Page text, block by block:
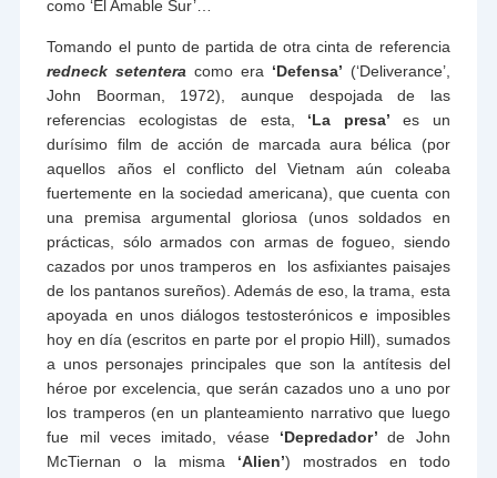
como ‘El Amable Sur’…
Tomando el punto de partida de otra cinta de referencia
redneck setentera como era ‘Defensa’ (‘Deliverance’,
John Boorman, 1972), aunque despojada de las
referencias ecologistas de esta,
‘La presa’ es un
durísimo film de acción de marcada aura bélica (por
aquellos años el conflicto del Vietnam aún coleaba
fuertemente en la sociedad americana), que cuenta con
una premisa argumental gloriosa (unos soldados en
prácticas, sólo armados con armas de fogueo, siendo
cazados por unos tramperos en los asfixiantes paisajes
de los pantanos sureños). Además de eso, la trama, esta
apoyada en unos diálogos testosterónicos e imposibles
hoy en día (escritos en parte por el propio Hill), sumados
a unos personajes principales que son la antítesis del
héroe por excelencia, que serán cazados uno a uno por
los tramperos (en un planteamiento narrativo que luego
fue mil veces imitado, véase ‘Depredador’de John
McTiernan o la misma ‘Alien’) mostrados en todo